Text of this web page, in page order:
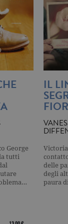
George
tutti
IL
delle
degli
paura
Si tratta di
cookie di
pattern
impostato
Google
Analytics,
l'elemento
pattern sul
univoco
del sito
cui si
una
del cookie
utilizzato
limitare la
quantità
registrati da
Google su
Web ad
volume di